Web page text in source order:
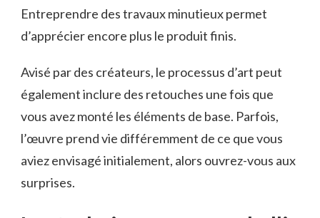
Entreprendre des travaux minutieux permet
d’apprécier encore plus le produit finis.
Avisé par des créateurs, le processus d’art peut
également inclure des retouches une fois que
vous avez monté les éléments de base. Parfois,
l’œuvre prend vie différemment de ce que vous
aviez envisagé initialement, alors ouvrez-vous aux
surprises.